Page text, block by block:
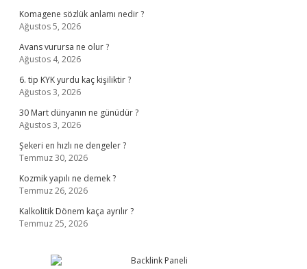
Komagene sözlük anlamı nedir ?
Ağustos 5, 2026
Avans vurursa ne olur ?
Ağustos 4, 2026
6. tip KYK yurdu kaç kişiliktir ?
Ağustos 3, 2026
30 Mart dünyanın ne günüdür ?
Ağustos 3, 2026
Şekeri en hızlı ne dengeler ?
Temmuz 30, 2026
Kozmik yapılı ne demek ?
Temmuz 26, 2026
Kalkolitik Dönem kaça ayrılır ?
Temmuz 25, 2026